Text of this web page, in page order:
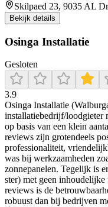
Skilpaed 23, 9035 AL
Bekijk details
Osinga Installatie
Gesloten
3.9
Osinga Installatie
installatiebedrijf/loodgieter
op basis van een klein
reviews zijn grotendeels
professionaliteit,
was bij werkzaamheden
zonnepanelen. Tegelijk is
ster) met geen
reviews is de
robuust dan bij bedrijven